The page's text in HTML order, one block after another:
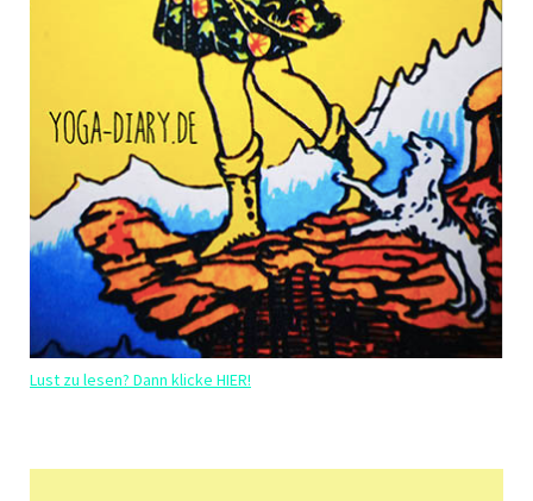
Lust zu lesen? Dann klicke HIER!